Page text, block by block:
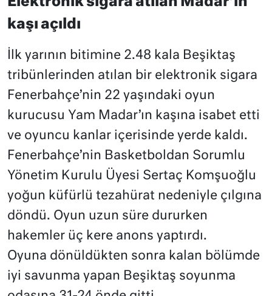
kaşı açıldı
İlk yarının bitimine 2.48 kala Beşiktaş
tribünlerinden atılan bir elektronik sigara
Fenerbahçe’nin 22 yaşındaki oyun
kurucusu Yam Madar’ın kaşına isabet etti
ve oyuncu kanlar içerisinde yerde kaldı.
Fenerbahçe’nin Basketboldan Sorumlu
Yönetim Kurulu Üyesi Sertaç Komşuoğlu
yoğun küfürlü tezahürat nedeniyle çılgına
döndü. Oyun uzun süre dururken
hakemler üç kere anons yaptırdı.
Oyuna dönüldükten sonra kalan bölümde
iyi savunma yapan Beşiktaş soyunma